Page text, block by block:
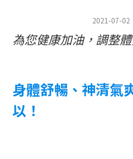
2021-07-02
為您健康加油，調整體
身體舒暢、神清氣
以！